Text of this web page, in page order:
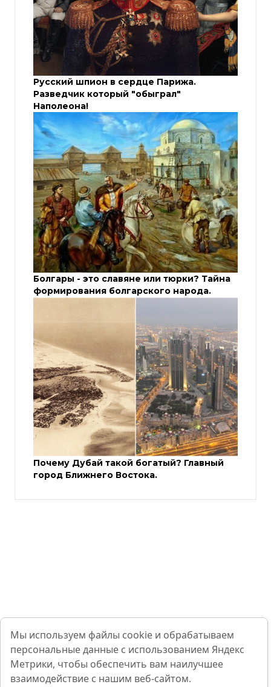
Русский шпион в сердце Парижа.
Разведчик который "обыграл"
Наполеона!
Болгары - это славяне или тюрки? Тайна
формирования болгарского народа.
Почему Дубай такой богатый? Главный
город Ближнего Востока.
Мы используем файлы cookie и обрабатываем
персональные данные с использованием Яндекс
Метрики, чтобы обеспечить вам наилучшее
взаимодействие с нашим веб-сайтом.